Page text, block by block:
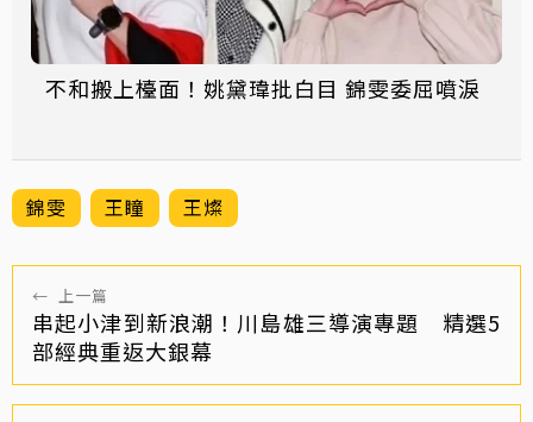
不和搬上檯面！姚黛瑋批白目 錦雯委屈噴淚
錦雯 王瞳 王燦
← 上一篇
串起小津到新浪潮！川島雄三導演專題 精選5
部經典重返大銀幕